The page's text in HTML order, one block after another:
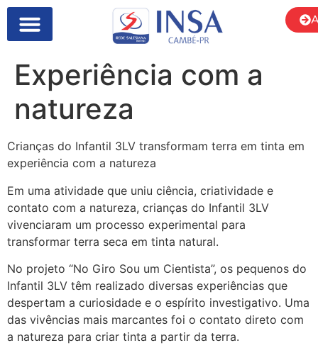
Experiência com a
natureza
Crianças do Infantil 3LV transformam terra em tinta em
experiência com a natureza
Em uma atividade que uniu ciência, criatividade e
contato com a natureza, crianças do Infantil 3LV
vivenciaram um processo experimental para
transformar terra seca em tinta natural.
No projeto “No Giro Sou um Cientista”, os pequenos do
Infantil 3LV têm realizado diversas experiências que
despertam a curiosidade e o espírito investigativo. Uma
das vivências mais marcantes foi o contato direto com
a natureza para criar tinta a partir da terra.